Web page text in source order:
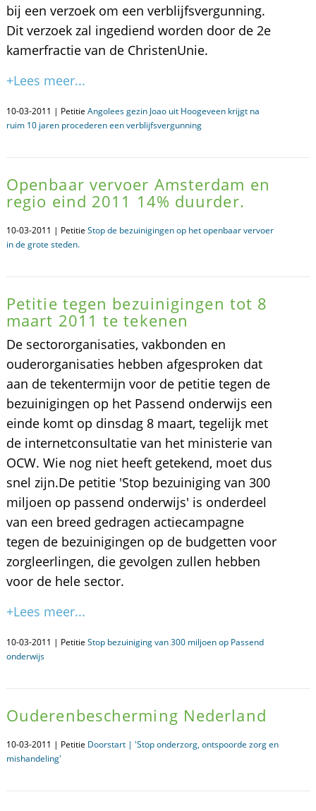
bij een verzoek om een verblijfsvergunning.
Dit verzoek zal ingediend worden door de 2e
kamerfractie van de ChristenUnie.
+Lees meer...
10-03-2011 | Petitie Angolees gezin Joao uit Hoogeveen krijgt na
ruim 10 jaren procederen een verblijfsvergunning
Openbaar vervoer Amsterdam en
regio eind 2011 14% duurder.
10-03-2011 | Petitie Stop de bezuinigingen op het openbaar vervoer
in de grote steden.
Petitie tegen bezuinigingen tot 8
maart 2011 te tekenen
De sectororganisaties, vakbonden en
ouderorganisaties hebben afgesproken dat
aan de tekentermijn voor de petitie tegen de
bezuinigingen op het Passend onderwijs een
einde komt op dinsdag 8 maart, tegelijk met
de internetconsultatie van het ministerie van
OCW. Wie nog niet heeft getekend, moet dus
snel zijn.De petitie 'Stop bezuiniging van 300
miljoen op passend onderwijs' is onderdeel
van een breed gedragen actiecampagne
tegen de bezuinigingen op de budgetten voor
zorgleerlingen, die gevolgen zullen hebben
voor de hele sector.
+Lees meer...
10-03-2011 | Petitie Stop bezuiniging van 300 miljoen op Passend
onderwijs
Ouderenbescherming Nederland
10-03-2011 | Petitie Doorstart | 'Stop onderzorg, ontspoorde zorg en
mishandeling'